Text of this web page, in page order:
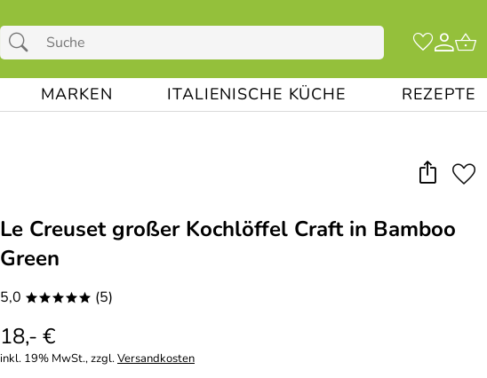
MARKEN ITALIENISCHE KÜCHE REZEPTE
Le Creuset großer Kochlöffel Craft in Bamboo
Green
5,0 ***** (5)
18,- €
inkl. 19% MwSt., zzgl.Versandkosten